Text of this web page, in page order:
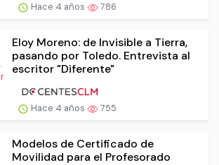
Hace 4 años 786
Eloy Moreno: de Invisible a Tierra,
pasando por Toledo. Entrevista al
escritor "Diferente"
Hace 4 años 755
Modelos de Certificado de
Movilidad para el Profesorado